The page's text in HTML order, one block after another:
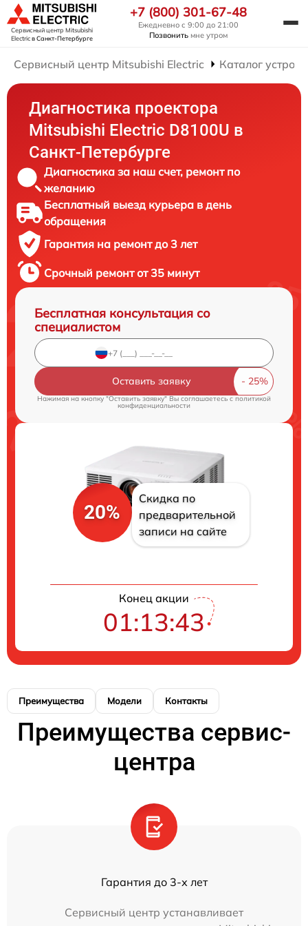
Сервисный центр Mitsubishi
Electricв Санкт-Петербурге
+7 (800) 301-67-48
Ежедневно с 9:00 до 21:00
Позвонить мне утром
Сервисный центр Mitsubishi Electric Каталог
Диагностика проектора
Mitsubishi Electric D8100U в
Санкт-Петербурге
Диагностика за наш счет, ремонт по
желанию
Бесплатный выезд курьера в день
обращения
Гарантия на ремонт до 3 лет
Срочный ремонт от 35 минут
Бесплатная консультация со
специалистом
Оставить заявку
Нажимая на кнопку "Оставить заявку" Вы соглашаетесь c политикой
конфиденциальности
20%
Скидка по
предварительной
записи на сайте
Конец акции
01:13:43
Преимущества Модели Контакты
Преимущества сервис-
центра
Гарантия до 3-х лет
Сервисный центр устанавливает